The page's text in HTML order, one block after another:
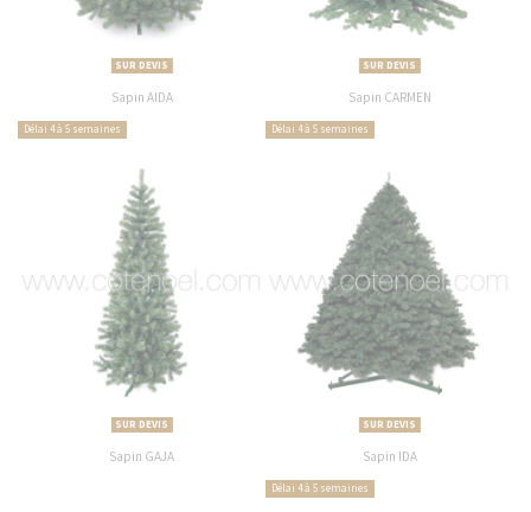
SUR DEVIS
Sapin AIDA
SUR DEVIS
Sapin CARMEN
Délai 4 à 5 semaines
SUR DEVIS
Sapin GAJA
Délai 4 à 5 semaines
SUR DEVIS
Sapin IDA
Délai 4 à 5 semaines